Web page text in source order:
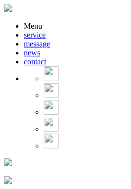
Menu
service
message
news
contact